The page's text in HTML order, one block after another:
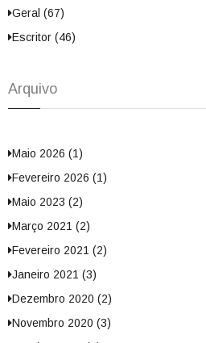
Geral (67)
Escritor (46)
Arquivo
Maio 2026 (1)
Fevereiro 2026 (1)
Maio 2023 (2)
Março 2021 (2)
Fevereiro 2021 (2)
Janeiro 2021 (3)
Dezembro 2020 (2)
Novembro 2020 (3)